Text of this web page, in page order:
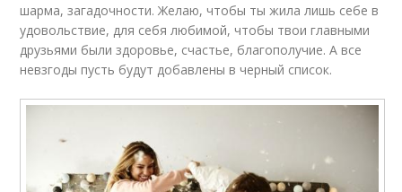
шарма, загадочности. Желаю, чтобы ты жила лишь себе в
удовольствие, для себя любимой, чтобы твои главными
друзьями были здоровье, счастье, благополучие. А все
невзгоды пусть будут добавлены в черный список.